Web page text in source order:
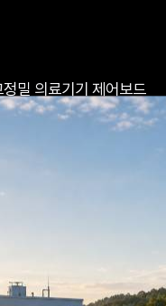
정밀 의료기기 제어보드